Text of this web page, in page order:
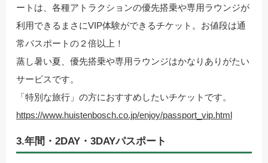
ートは、各種アトラクションの優先搭乗や専用ラウンジが
利用できるまさにVIP体験ができるチケット。お値段は通
常パスポートの２倍以上！
蒸し暑い夏、優先搭乗や専用ラウンジはかなりありがたい
サービスです。
「特別な旅行」の方におすすめしたいチケットです。
https://www.huistenbosch.co.jp/enjoy/passport_vip.html
3.年間・2DAY・3DAYパスポート